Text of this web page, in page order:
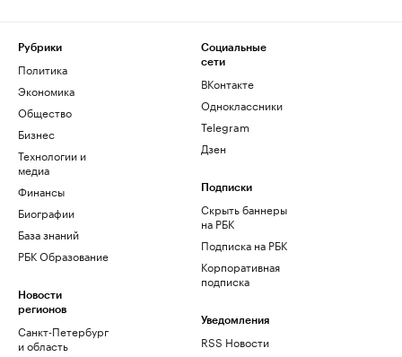
Рубрики
Политика
Экономика
Общество
Бизнес
Технологии и
медиа
Финансы
Биографии
База знаний
РБК Образование
Новости
регионов
Санкт-Петербург
и область
Социальные
сети
ВКонтакте
Одноклассники
Telegram
Дзен
Подписки
Скрыть баннеры
на РБК
Подписка на РБК
Корпоративная
подписка
Уведомления
RSS Новости